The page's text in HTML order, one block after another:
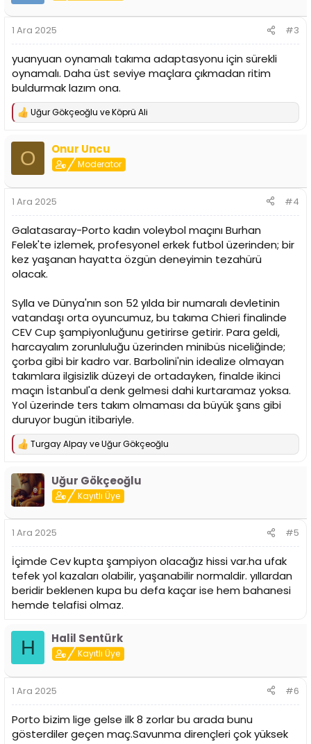
:
1 Ara 2025 #3
yuanyuan oynamalı takıma adaptasyonu için sürekli
oynamalı. Daha üst seviye maçlara çıkmadan ritim
buldurmak lazım ona.
T
p
l
:
Uğur Gökçeoğlu veKöprü Ali
O Onur Uncu
Moderator
1 Ara 2025 #4
Galatasaray-Porto kadın voleybol maçını Burhan
Felek'te izlemek, profesyonel erkek futbol üzerinden; bir
kez yaşanan hayatta özgün deneyimin tezahürü
olacak.
Sylla ve Dünya'nın son 52 yılda bir numaralı devletinin
vatandaşı orta oyuncumuz, bu takıma Chieri finalinde
CEV Cup şampiyonluğunu getirirse getirir. Para geldi,
harcayalım zorunluluğu üzerinden minibüs niceliğinde;
çorba gibi bir kadro var. Barbolini'nin idealize olmayan
takımlara ilgisizlik düzeyi de ortadayken, finalde ikinci
maçın İstanbul'a denk gelmesi dahi kurtaramaz yoksa.
Yol üzerinde ters takım olmaması da büyük şans gibi
duruyor bugün itibariyle.
T
k
i
l
:
Turgay AlpayveUğur Gökçeoğlu
Uğur Gökçeoğlu
Kayıtlı Üye
1 Ara 2025 #5
İçimde Cev kupta şampiyon olacağız hissi var.ha ufak
tefek yol kazaları olabilir, yaşanabilir normaldir. yıllardan
beridir beklenen kupa bu defa kaçar ise hem bahanesi
hemde telafisi olmaz.
H Halil Sentürk
Kayıtlı Üye
1 Ara 2025 #6
Porto bizim lige gelse ilk 8 zorlar bu arada bunu
gösterdiler geçen maç.Savunma dirençleri çok yüksek